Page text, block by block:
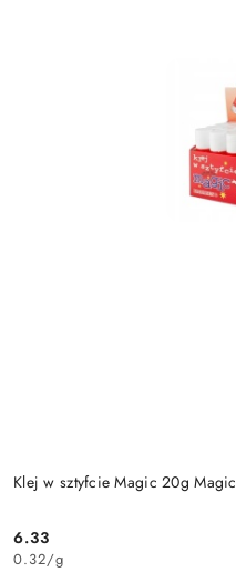
Klej w sztyfcie Magic 20g Magic
Cena:
6.33
0.32/g